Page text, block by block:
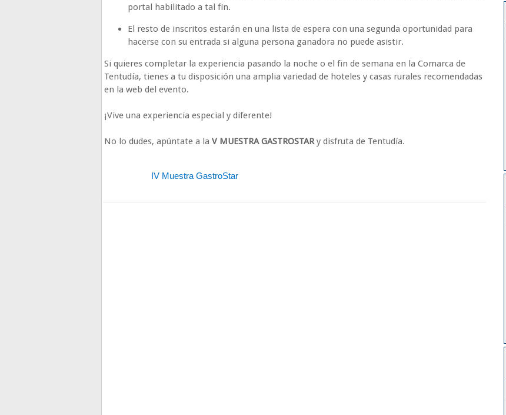
portal habilitado a tal fin.
El resto de inscritos estarán en una lista de espera con una segunda oportunidad para
hacerse con su entrada si alguna persona ganadora no puede asistir.
Si quieres completar la experiencia pasando la noche o el fin de semana en la Comarca de
Tentudía, tienes a tu disposición una amplia variedad de hoteles y casas rurales recomendadas
en la web del evento.
¡Vive una experiencia especial y diferente!
No lo dudes, apúntate a la V MUESTRA GASTROSTAR y disfruta de Tentudía.
IV Muestra GastroStar